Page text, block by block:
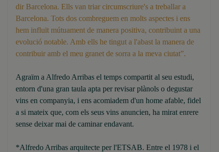
dir Barcelona. Ells van triar circumscriure's a treballar a
Barcelona. Tots dos combreguem en molts aspectes i ens
hem influït mútuament de manera positiva, contribuint a una
evolució notable. Amb ells he tingut a l'abast la manera de
contribuir amb el meu granet de sorra a la meva ciutat”.
Agraïm a Alfredo Arribas el temps compartit al seu estudi,
entorn d'una gran taula apta per revisar plànols o degustar
vins en companyia, i ens acomiadem d'un home afable, fidel
a si mateix que, com els seus vins anuncien, ha mirat enrere
sense deixar mai de caminar endavant.
*Alfredo Arribas arquitecte per l'ETSAB. Entre el 1978 i el